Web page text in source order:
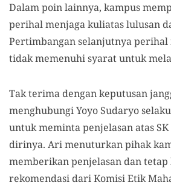
Dalam poin lainnya, kampus
perihal menjaga kuliatas lulusan
Pertimbangan selanjutnya perihal
tidak memenuhi syarat untuk
Tak terima dengan keputusan
menghubungi Yoyo Sudaryo
untuk meminta penjelasan atas
dirinya. Ari menuturkan pihak
memberikan penjelasan dan
rekomendasi dari Komisi Etik